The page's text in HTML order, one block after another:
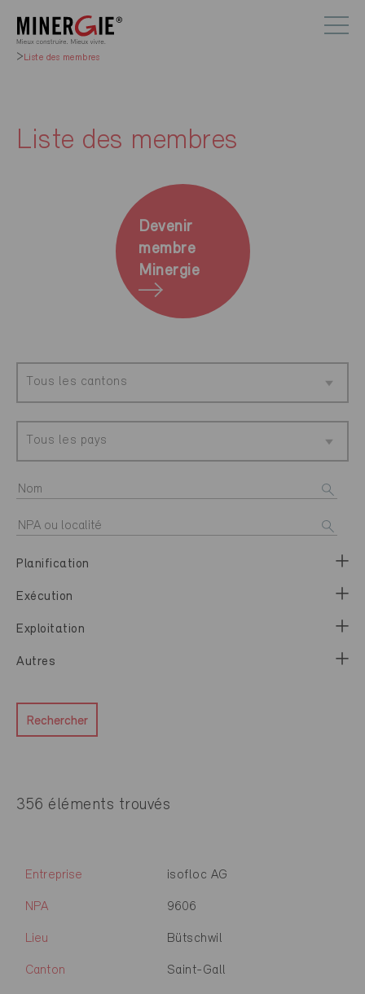
Liste des membres
Liste des membres
Devenir
membre
Minergie
Tous les cantons
Tous les pays
Planification
Exécution
Exploitation
Autres
Rechercher
356 éléments trouvés
Entreprise isofloc AG
NPA 9606
Lieu Bütschwil
Canton Saint-Gall